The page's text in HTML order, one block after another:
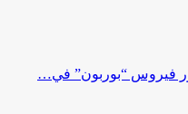
فيروس “بوربون” في…